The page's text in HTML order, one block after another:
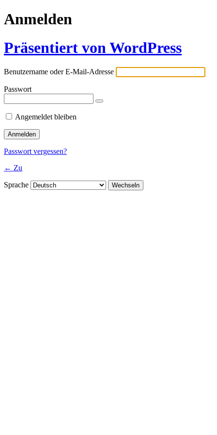
Anmelden
Präsentiert von WordPress
Benutzername oder E-Mail-Adresse
Passwort
Angemeldet bleiben
Passwort vergessen?
← Zu
Sprache